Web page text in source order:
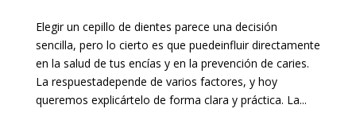
Elegir un cepillo de dientes parece una decisión
sencilla, pero lo cierto es que puedeinfluir directamente
en la salud de tus encías y en la prevención de caries.
La respuestadepende de varios factores, y hoy
queremos explicártelo de forma clara y práctica. La...